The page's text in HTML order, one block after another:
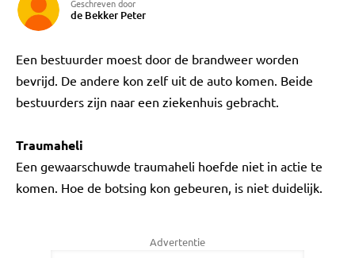
Geschreven door
de Bekker Peter
Een bestuurder moest door de brandweer worden
bevrijd. De andere kon zelf uit de auto komen. Beide
bestuurders zijn naar een ziekenhuis gebracht.
Traumaheli
Een gewaarschuwde traumaheli hoefde niet in actie te
komen. Hoe de botsing kon gebeuren, is niet duidelijk.
Advertentie